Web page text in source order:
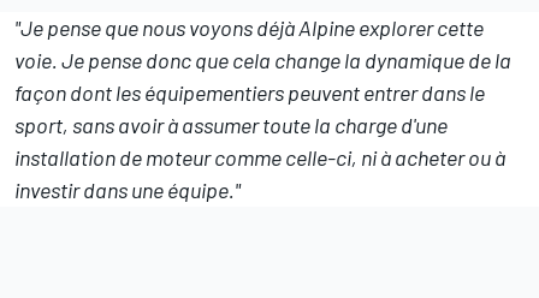
"Je pense que nous voyons déjàAlpineexplorer cette
voie. Je pense donc que cela change la dynamique de la
façon dont les équipementiers peuvent entrer dans le
sport, sans avoir à assumer toute la charge d'une
installation de moteur comme celle-ci, ni à acheter ou à
investir dans une équipe."